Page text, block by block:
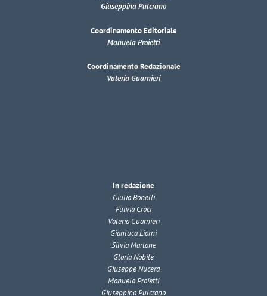
Giuseppina Pulcrano
Coordinamento Editoriale
Manuela Proietti
Coordinamento Redazionale
Valeria Guarnieri
In redazione
Giulia Bonelli
Fulvia Croci
Valeria Guarnieri
Gianluca Liorni
Silvia Martone
Gloria Nobile
Giuseppe Nucera
Manuela Proietti
Giuseppina Pulcrano